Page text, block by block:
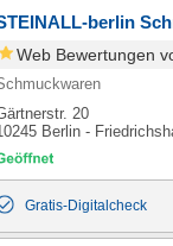
berlin
Web Bewertungen
20
Berlin -
Gratis-Digitalcheck